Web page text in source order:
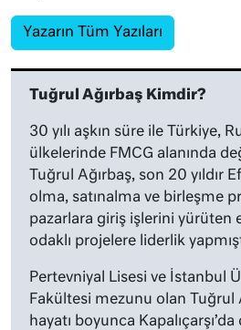
Yazarın Tüm Yazıları
Tuğrul Ağırbaş Kimdir?
30 yılı aşkın süre ile Türkiye,
ülkelerinde FMCG alanında
Tuğrul Ağırbaş, son 20 yıldır
olma, satınalma ve birleşme
pazarlara giriş işlerini yürüten
odaklı projelere liderlik
Pertevniyal Lisesi ve İstanbul
Fakültesi mezunu olan Tuğrul
hayatı boyunca